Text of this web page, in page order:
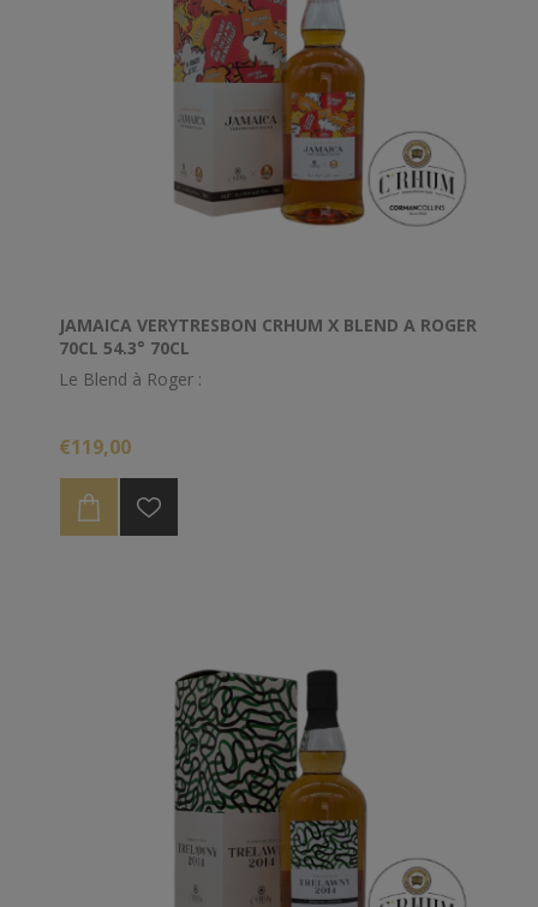
JAMAICA VERYTRESBON CRHUM X BLEND A ROGER
70CL 54.3° 70CL
Le Blend à Roger :
park 2011/ New Yarmouth 1994 / Hampden 2001/
Composé en collaboration avec Roger Caroni de "
Le Blog à Roger
€119,00